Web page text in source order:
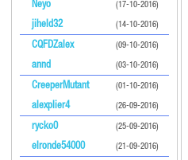
(17-10-2016)
Neyo
(14-10-2016)
jiheld32
(09-10-2016)
CQFDZalex
(03-10-2016)
annd
(01-10-2016)
CreeperMutant
(26-09-2016)
alexplier4
(25-09-2016)
rycko0
(21-09-2016)
elronde54000